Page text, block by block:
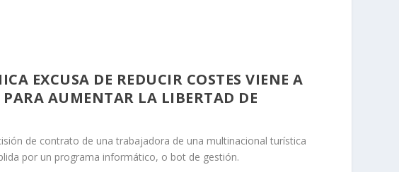
EXCUSA DE REDUCIR COSTES VIENE A
AUMENTAR LA LIBERTAD DE
de contrato de una trabajadora de una multinacional turística
por un programa informático, o bot de gestión.